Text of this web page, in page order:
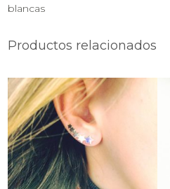
blancas
Productos relacionados